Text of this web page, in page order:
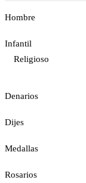
Hombre
Infantil
Religioso
Denarios
Dijes
Medallas
Rosarios